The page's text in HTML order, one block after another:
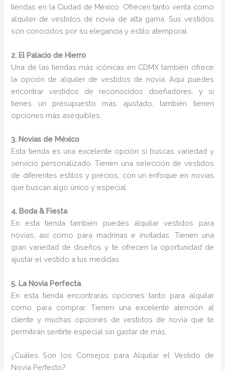
tiendas en la Ciudad de México. Ofrecen tanto venta como
alquiler de vestidos de novia de alta gama. Sus vestidos
son conocidos por su elegancia y estilo atemporal.
2. El Palacio de Hierro
Una de las tiendas más icónicas en CDMX también ofrece
la opción de alquiler de vestidos de novia. Aquí puedes
encontrar vestidos de reconocidos diseñadores, y si
tienes un presupuesto más ajustado, también tienen
opciones más asequibles.
3. Novias de México
Esta tienda es una excelente opción si buscas variedad y
servicio personalizado. Tienen una selección de vestidos
de diferentes estilos y precios, con un enfoque en novias
que buscan algo único y especial.
4. Boda & Fiesta
En esta tienda también puedes alquilar vestidos para
novias, así como para madrinas e invitadas. Tienen una
gran variedad de diseños y te ofrecen la oportunidad de
ajustar el vestido a tus medidas.
5. La Novia Perfecta
En esta tienda encontrarás opciones tanto para alquilar
como para comprar. Tienen una excelente atención al
cliente y muchas opciones de vestidos de novia que te
permitirán sentirte especial sin gastar de más.
¿Cuáles Son los Consejos para Alquilar el Vestido de
Novia Perfecto?